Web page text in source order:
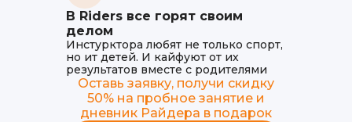
В Riders все горят своим
делом
Инстурктора любят не только спорт,
но ит детей. И кайфуют от их
результатов вместе с родителями
Оставь заявку, получи скидку
50% на пробное занятие и
дневник Райдера в подарок